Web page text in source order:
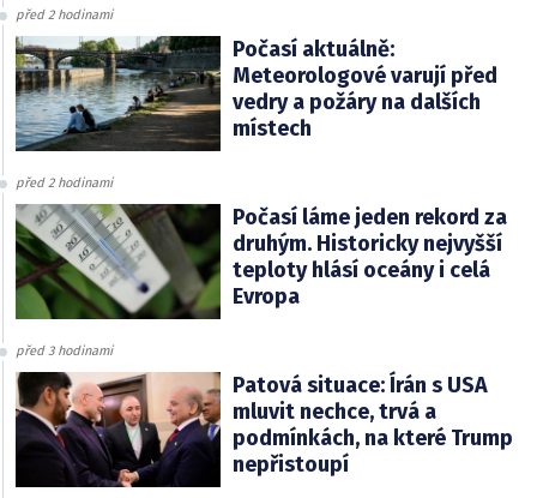
před 2 hodinami
Počasí aktuálně:
Meteorologové varují před
vedry a požáry na dalších
místech
před 2 hodinami
Počasí láme jeden rekord za
druhým. Historicky nejvyšší
teploty hlásí oceány i celá
Evropa
před 3 hodinami
Patová situace: Írán s USA
mluvit nechce, trvá a
podmínkách, na které Trump
nepřistoupí